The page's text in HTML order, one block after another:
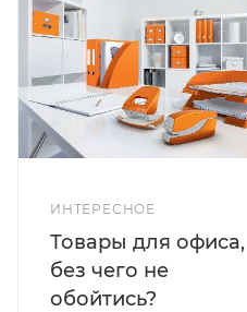
ИНТЕРЕСНОЕ
Товары для офиса,
без чего не
обойтись?